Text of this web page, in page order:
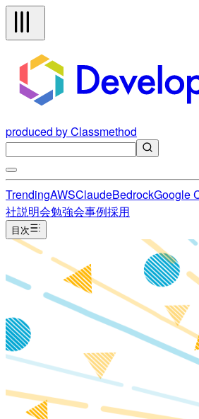
produced by Classmethod
TrendingAWSClaudeBedrockGoogle
社説明会勉強会事例採用
目次